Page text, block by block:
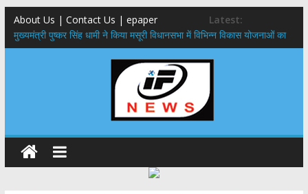
About Us | Contact Us | epaper
Latest:
मुख्यमंत्री पुष्कर सिंह धामी ने किया मसूरी विधानसभा में विभिन्न विकास योजनाओं का
लोकार्पण – शिलान्यास
एमडीडीए बोर्ड बैठक, देहरादून और मसूरी के विकास के लिए 25 बड़े प्रस्तावों को मिली
बुजुर्ग-दिव्यांगों के घर जाएंगे बीएलओ, करेंगे नोटिसों का निस्तारण
​देहरादून में 11 अगस्त को लगेगा एक दिवसीय रोजगार मेला, 559 पदों पर होगी भर्ती
पुष्पवर्षा और चरण प्रक्षालन के साथ देवभूमि ने किया शिवभक्त कांवड़ियों का
अभिनंदन,मुख्यमंत्री ने स्वास्थ्य सेवा शिविर का किया शुभारंभ, श्रद्धालुओं को अपने
हाथों से परोसा भोजन